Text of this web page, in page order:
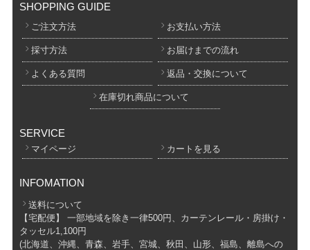
SHOPPING GUIDE
ご注文方法 お支払い方法
採寸方法 お届けまでの流れ
よくある質問 返品・交換について
在庫切れ商品について
SERVICE
マイページ カートを見る
INFOMATION
送料について
【宅配便】 一部地域を除き一律500円、カーテンレール・房掛け・
タッセル1,100円
(北海道、沖縄、青森、岩手、宮城、秋田、山形、福島、離島への